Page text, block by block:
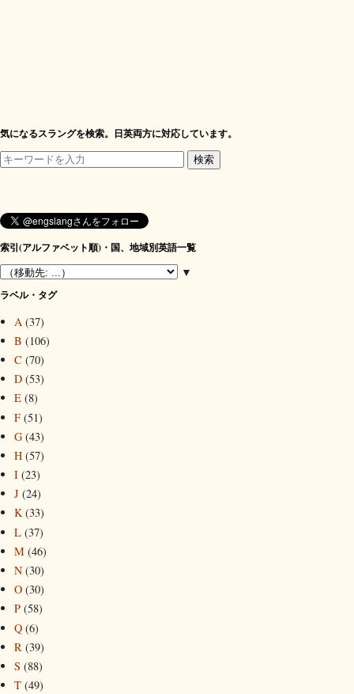
気になるスラングを検索。日英両方に対応しています。
索引(アルファベット順)・国、地域別英語一覧
▼
ラベル・タグ
A (37)
B (106)
C (70)
D (53)
E (8)
F (51)
G (43)
H (57)
I (23)
J (24)
K (33)
L (37)
M (46)
N (30)
O (30)
P (58)
Q (6)
R (39)
S (88)
T (49)